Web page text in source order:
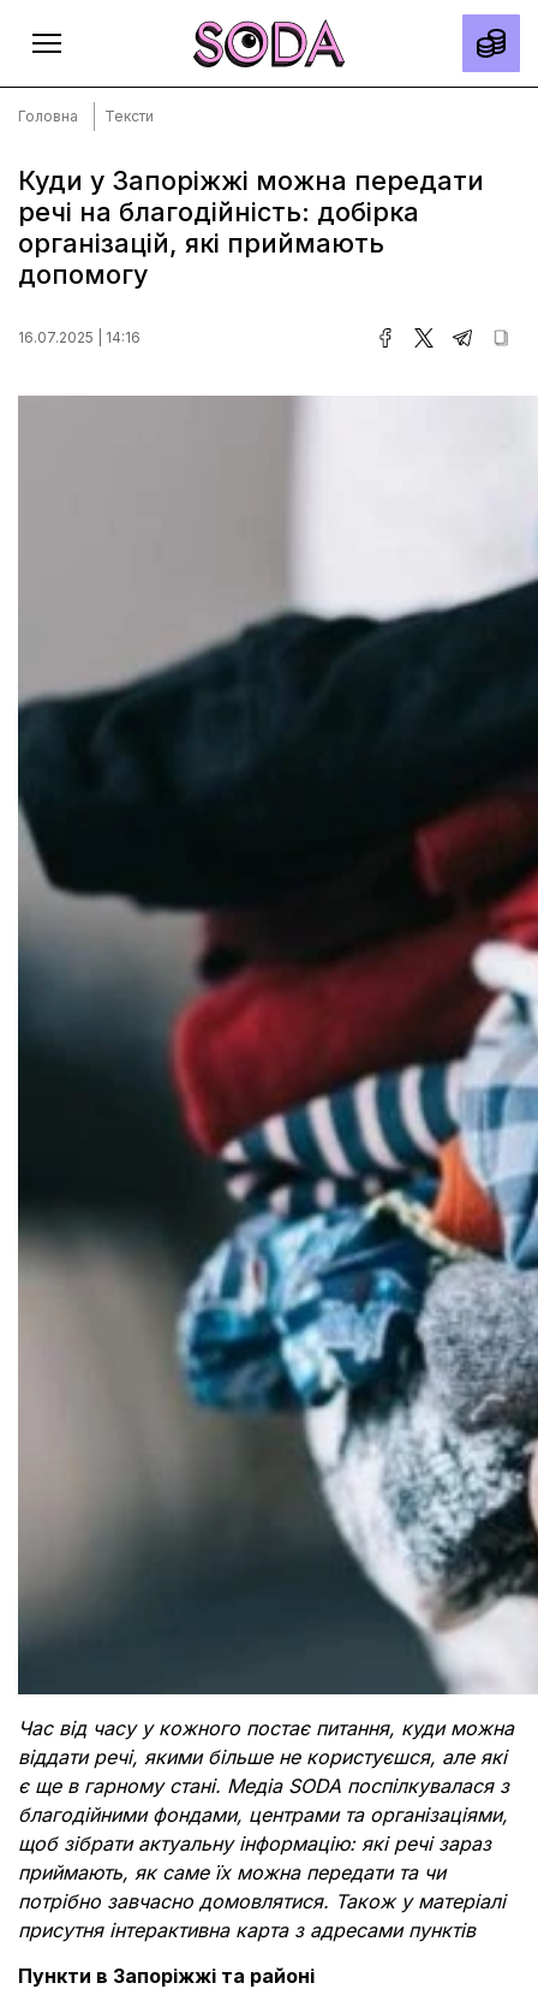
Головна
Тексти
Slow news
Головна Тексти
Куди у Запоріжжі можна передати
речі на благодійність: добірка
організацій, які приймають
допомогу
16.07.2025 | 14:16
Час від часу у кожного постає питання, куди можна
віддати речі, якими більше не користуєшся, але які
є ще в гарному стані. Медіа SODA поспілкувалася з
благодійними фондами, центрами та організаціями,
щоб зібрати актуальну інформацію: які речі зараз
приймають, як саме їх можна передати та чи
потрібно завчасно домовлятися. Також у матеріалі
присутня інтерактивна карта з адресами пунктів
Пункти в Запоріжжі та районі